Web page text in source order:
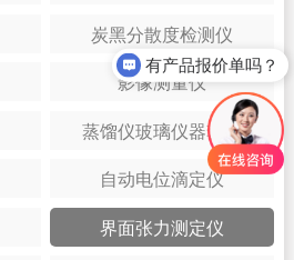
炭黑分散度检测仪
影像测量仪
蒸馏仪玻璃仪器套装
自动电位滴定仪
界面张力测定仪
有产品报价单吗？